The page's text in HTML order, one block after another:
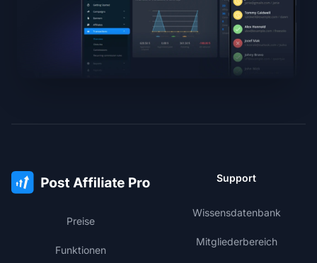
Preise
Funktionen
Support
Wissensdatenbank
Mitgliederbereich